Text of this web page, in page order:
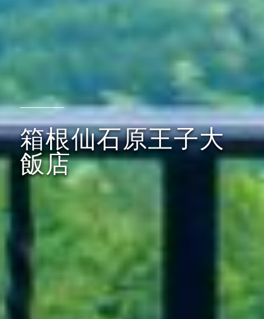
箱根仙石原王子大
飯店